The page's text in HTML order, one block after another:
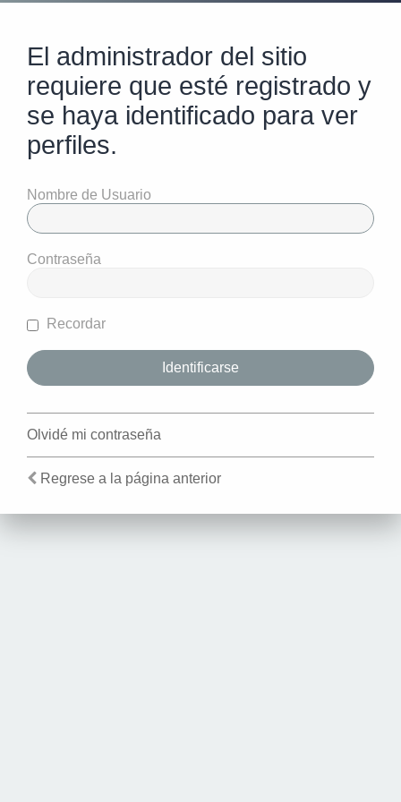
El administrador del sitio
requiere que esté registrado y
se haya identificado para ver
perfiles.
Nombre de Usuario
Contraseña
Recordar
Olvidé mi contraseña
Regrese a la página anterior